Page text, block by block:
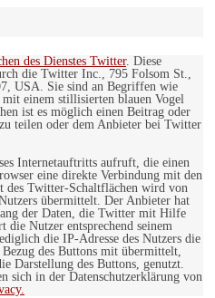
des Dienstes Twitter. Diese
die Twitter Inc., 795 Folsom St.,
USA. Sie sind an Begriffen wie
einem stillisierten blauen Vogel
ist es möglich einen Beitrag oder
teilen oder dem Anbieter bei Twitter
Internetauftritts aufruft, die einen
eine direkte Verbindung mit den
Twitter-Schaltflächen wird von
übermittelt. Der Anbieter hat
der Daten, die Twitter mit Hilfe
die Nutzer entsprechend seinem
die IP-Adresse des Nutzers die
des Buttons mit übermittelt,
Darstellung des Buttons, genutzt.
sich in der Datenschutzerklärung von